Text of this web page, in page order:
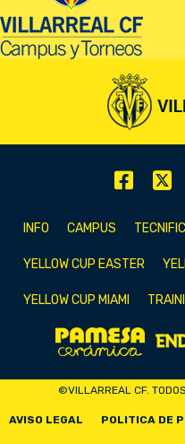
INFO CAMPUS
YELLOW CUP EASTER
YELLOW CUP MIAMI
©VILLARREAL CF.
AVISO LEGAL POLITICA DE